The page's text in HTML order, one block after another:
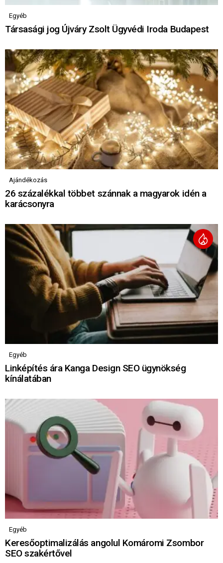
Egyéb
Társasági jog Újváry Zsolt Ügyvédi Iroda Budapest
Ajándékozás
26 százalékkal többet szánnak a magyarok idén a
karácsonyra
Egyéb
Linképítés ára Kanga Design SEO ügynökség
kínálatában
Egyéb
Keresőoptimalizálás angolul Komáromi Zsombor
SEO szakértővel